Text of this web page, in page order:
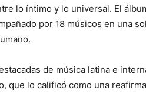
lo íntimo y lo universal. El
por 18 músicos en una
de música latina e
que lo calificó como una